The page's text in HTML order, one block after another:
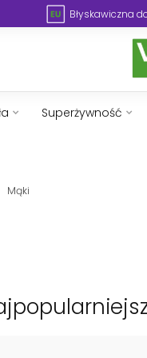
Szeroki
Superżywność
Mąki